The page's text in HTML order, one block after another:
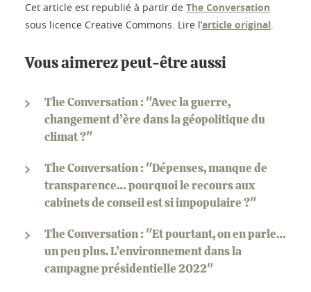
Cet article est republié à partir de The Conversation
sous licence Creative Commons. Lire l’article original.
Vous aimerez peut-être aussi
The Conversation : "Avec la guerre,
changement d’ère dans la géopolitique du
climat ?"
The Conversation : "Dépenses, manque de
transparence… pourquoi le recours aux
cabinets de conseil est si impopulaire ?"
The Conversation : "Et pourtant, on en parle…
un peu plus. L’environnement dans la
campagne présidentielle 2022"